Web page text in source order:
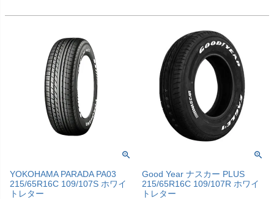
YOKOHAMA PARADA PA03
215/65R16C 109/107S ホワイ
トレター
Good Year ナスカー PLUS
215/65R16C 109/107R ホワイ
トレター